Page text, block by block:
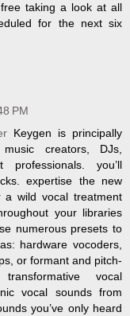
taking a look at all
for the next six
PM
Keygen is principally
creators, DJs,
you’ll
expertise the new
a wild vocal treatment
your libraries
numerous presets to
hardware vocoders,
or formant and pitch-
vocal
vocal sounds from
you’ve only heard